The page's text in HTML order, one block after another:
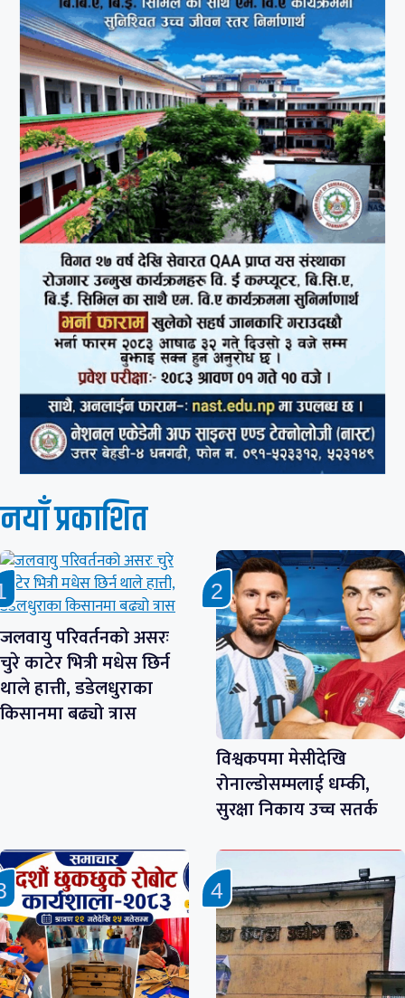
नयाँ प्रकाशित
जलवायु परिवर्तनको असरः
चुरे काटेर भित्री मधेस छिर्न
थाले हात्ती, डडेलधुराका
किसानमा बढ्यो त्रास
विश्वकपमा मेसीदेखि
रोनाल्डोसम्मलाई धम्की,
सुरक्षा निकाय उच्च सतर्क